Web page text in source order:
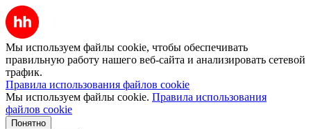
Мы используем файлы cookie, чтобы обеспечивать
правильную работу нашего веб-сайта и анализировать сетевой
трафик.
Правила использования файлов cookie
Мы используем файлы cookie. Правила использования
файлов cookie
Понятно